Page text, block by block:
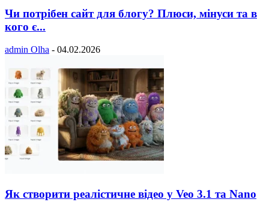
Чи потрібен сайт для блогу? Плюси, мінуси та в
кого є...
admin Olha - 04.02.2026
Як створити реалістичне відео у Veo 3.1 та Nano